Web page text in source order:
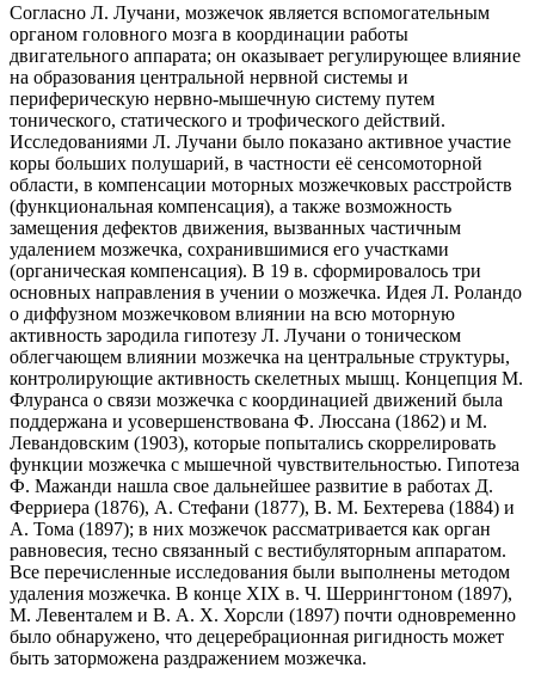
Согласно Л. Лучани, мозжечок является вспомогательным
органом головного мозга в координации работы
двигательного аппарата; он оказывает регулирующее влияние
на образования центральной нервной системы и
периферическую нервно-мышечную систему путем
тонического, статического и трофического действий.
Исследованиями Л. Лучани было показано активное участие
коры больших полушарий, в частности её сенсомоторной
области, в компенсации моторных мозжечковых расстройств
(функциональная компенсация), а также возможность
замещения дефектов движения, вызванных частичным
удалением мозжечка, сохранившимися его участками
(органическая компенсация). В 19 в. сформировалось три
основных направления в учении о мозжечка. Идея Л. Роландо
о диффузном мозжечковом влиянии на всю моторную
активность зародила гипотезу Л. Лучани о тоническом
облегчающем влиянии мозжечка на центральные структуры,
контролирующие активность скелетных мышц. Концепция М.
Флуранса о связи мозжечка с координацией движений была
поддержана и усовершенствована Ф. Люссана (1862) и М.
Левандовским (1903), которые попытались скоррелировать
функции мозжечка с мышечной чувствительностью. Гипотеза
Ф. Мажанди нашла свое дальнейшее развитие в работах Д.
Ферриера (1876), А. Стефани (1877), В. М. Бехтерева (1884) и
А. Тома (1897); в них мозжечок рассматривается как орган
равновесия, тесно связанный с вестибуляторным аппаратом.
Все перечисленные исследования были выполнены методом
удаления мозжечка. В конце XIX в. Ч. Шеррингтоном (1897),
М. Левенталем и В. А. Х. Хорсли (1897) почти одновременно
было обнаружено, что децеребрационная ригидность может
быть заторможена раздражением мозжечка.